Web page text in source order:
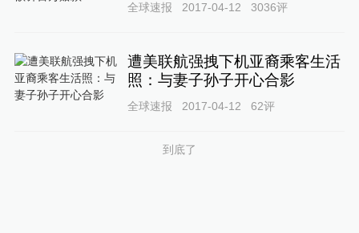
全球速报 2017-04-12 3036评
遭美联航强拽下机亚裔乘客生活
照：与妻子孙子开心合影
全球速报 2017-04-12 62评
到底了